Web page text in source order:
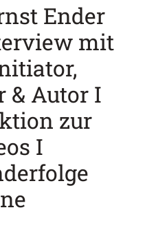
Ender
mit
& Autor I
zur
I